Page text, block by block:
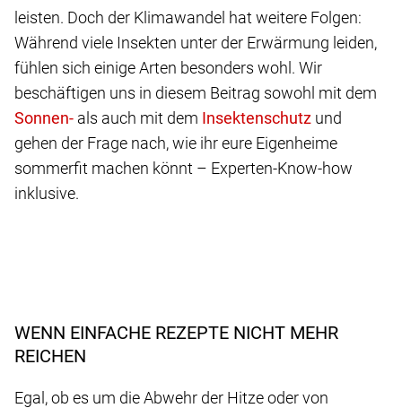
leisten. Doch der Klimawandel hat weitere Folgen:
Während viele Insekten unter der Erwärmung leiden,
fühlen sich einige Arten besonders wohl. Wir
beschäftigen uns in diesem Beitrag sowohl mit dem
als auch mit dem
und
gehen der Frage nach, wie ihr eure Eigenheime
sommerfit machen könnt – Experten-Know-how
inklusive.
WENN EINFACHE REZEPTE NICHT MEHR
REICHEN
Egal, ob es um die Abwehr der Hitze oder von